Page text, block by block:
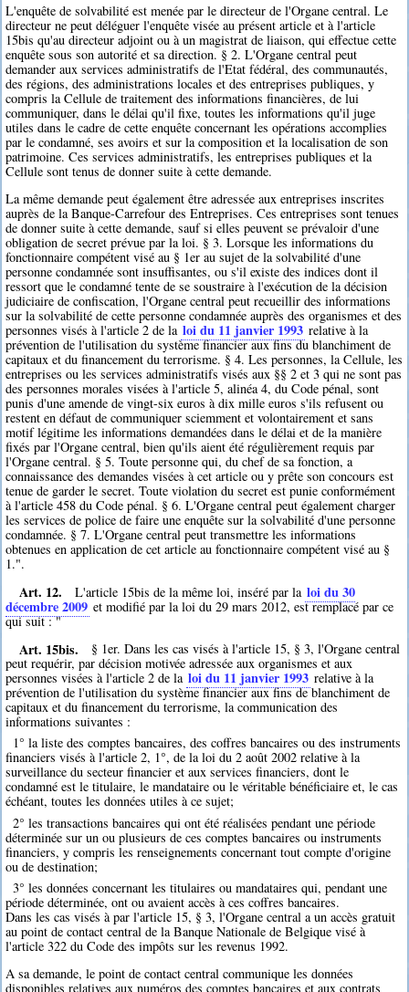
L'enquête de solvabilité est menée par le directeur de l'Organe central. Le
directeur ne peut déléguer l'enquête visée au présent article et à l'article
15bis qu'au directeur adjoint ou à un magistrat de liaison, qui effectue cette
enquête sous son autorité et sa direction. § 2. L'Organe central peut
demander aux services administratifs de l'Etat fédéral, des communautés,
des régions, des administrations locales et des entreprises publiques, y
compris la Cellule de traitement des informations financières, de lui
communiquer, dans le délai qu'il fixe, toutes les informations qu'il juge
utiles dans le cadre de cette enquête concernant les opérations accomplies
par le condamné, ses avoirs et sur la composition et la localisation de son
patrimoine. Ces services administratifs, les entreprises publiques et la
Cellule sont tenus de donner suite à cette demande.
La même demande peut également être adressée aux entreprises inscrites
auprès de la Banque-Carrefour des Entreprises. Ces entreprises sont tenues
de donner suite à cette demande, sauf si elles peuvent se prévaloir d'une
obligation de secret prévue par la loi. § 3. Lorsque les informations du
fonctionnaire compétent visé au § 1er au sujet de la solvabilité d'une
personne condamnée sont insuffisantes, ou s'il existe des indices dont il
ressort que le condamné tente de se soustraire à l'exécution de la décision
judiciaire de confiscation, l'Organe central peut recueillir des informations
sur la solvabilité de cette personne condamnée auprès des organismes et des
personnes visés à l'article 2 de la loi du 11 janvier 1993 relative à la
prévention de l'utilisation du système financier aux fins du blanchiment de
capitaux et du financement du terrorisme. § 4. Les personnes, la Cellule, les
entreprises ou les services administratifs visés aux §§ 2 et 3 qui ne sont pas
des personnes morales visées à l'article 5, alinéa 4, du Code pénal, sont
punis d'une amende de vingt-six euros à dix mille euros s'ils refusent ou
restent en défaut de communiquer sciemment et volontairement et sans
motif légitime les informations demandées dans le délai et de la manière
fixés par l'Organe central, bien qu'ils aient été régulièrement requis par
l'Organe central. § 5. Toute personne qui, du chef de sa fonction, a
connaissance des demandes visées à cet article ou y prête son concours est
tenue de garder le secret. Toute violation du secret est punie conformément
à l'article 458 du Code pénal. § 6. L'Organe central peut également charger
les services de police de faire une enquête sur la solvabilité d'une personne
condamnée. § 7. L'Organe central peut transmettre les informations
obtenues en application de cet article au fonctionnaire compétent visé au §
1.".
Art. 12. L'article 15bis de la même loi, inséré par la loi du 30
décembre 2009 et modifié par la loi du 29 mars 2012, est remplacé par ce
qui suit : "
Art. 15bis.
§ 1er. Dans les cas visés à l'article 15, § 3, l'Organe central
peut requérir, par décision motivée adressée aux organismes et aux
personnes visées à l'article 2 de la loi du 11 janvier 1993 relative à la
prévention de l'utilisation du système financier aux fins de blanchiment de
capitaux et du financement du terrorisme, la communication des
informations suivantes :
1° la liste des comptes bancaires, des coffres bancaires ou des instruments
financiers visés à l'article 2, 1°, de la loi du 2 août 2002 relative à la
surveillance du secteur financier et aux services financiers, dont le
condamné est le titulaire, le mandataire ou le véritable bénéficiaire et, le cas
échéant, toutes les données utiles à ce sujet;
2° les transactions bancaires qui ont été réalisées pendant une période
déterminée sur un ou plusieurs de ces comptes bancaires ou instruments
financiers, y compris les renseignements concernant tout compte d'origine
ou de destination;
3° les données concernant les titulaires ou mandataires qui, pendant une
période déterminée, ont ou avaient accès à ces coffres bancaires.
Dans les cas visés à par l'article 15, § 3, l'Organe central a un accès gratuit
au point de contact central de la Banque Nationale de Belgique visé à
l'article 322 du Code des impôts sur les revenus 1992.
A sa demande, le point de contact central communique les données
disponibles relatives aux numéros des comptes bancaires et aux contrats